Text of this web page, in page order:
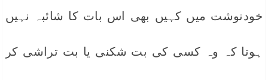
خودنوشت میں کہیں بھی اس بات کا شائبہ نہیں
ہوتا کہ وہ کسی کی بت شکنی یا بت تراشی کر